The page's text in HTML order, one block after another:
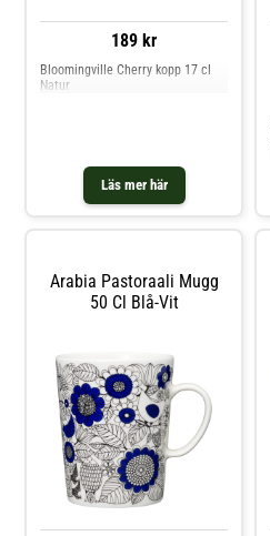
189 kr
Läs mer här
Bloomingville Cherry kopp 17 cl
Natur
Arabia Pastoraali Mugg
50 Cl Blå-Vit